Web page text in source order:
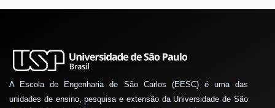
A Escola de Engenharia de São Carlos (EESC) é uma das
unidades de ensino, pesquisa e extensão da Universidade de São